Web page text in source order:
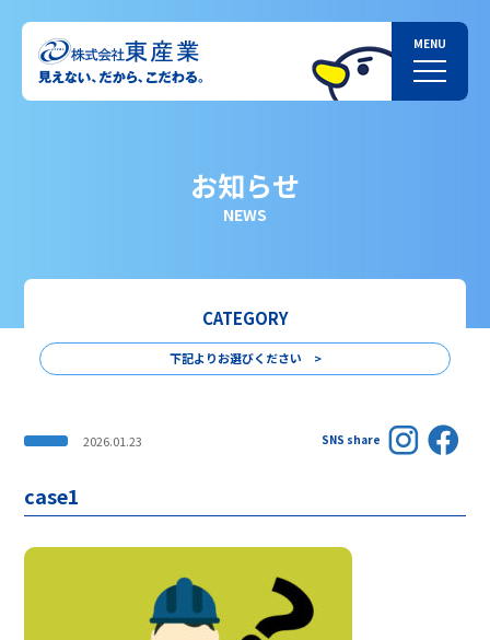
お知らせ
NEWS
CATEGORY
下記よりお選びください >
2026.01.23 SNS share
case1